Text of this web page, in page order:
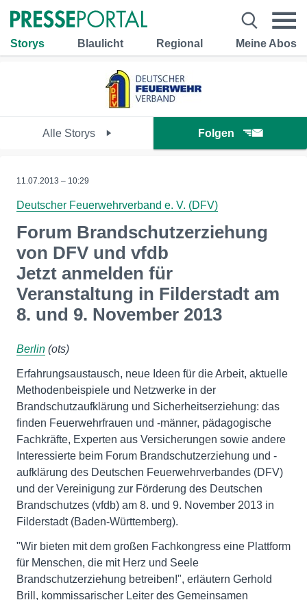
Storys Blaulicht Regional Meine Abos
Alle Storys Folgen
11.07.2013 – 10:29
Deutscher Feuerwehrverband e. V. (DFV)
Forum Brandschutzerziehung
von DFV und vfdb
Jetzt anmelden für
Veranstaltung in Filderstadt am
8. und 9. November 2013
Berlin (ots)
Erfahrungsaustausch, neue Ideen für die Arbeit, aktuelle
Methodenbeispiele und Netzwerke in der
Brandschutzaufklärung und Sicherheitserziehung: das
finden Feuerwehrfrauen und -männer, pädagogische
Fachkräfte, Experten aus Versicherungen sowie andere
Interessierte beim Forum Brandschutzerziehung und -
aufklärung des Deutschen Feuerwehrverbandes (DFV)
und der Vereinigung zur Förderung des Deutschen
Brandschutzes (vfdb) am 8. und 9. November 2013 in
Filderstadt (Baden-Württemberg).
"Wir bieten mit dem großen Fachkongress eine Plattform
für Menschen, die mit Herz und Seele
Brandschutzerziehung betreiben!", erläutern Gerhold
Brill, kommissarischer Leiter des Gemeinsamen